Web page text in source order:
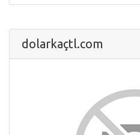
dolarkaçtl.com